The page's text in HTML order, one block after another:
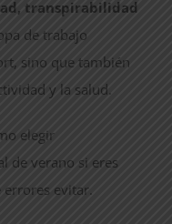
transpirabilidad
de trabajo
sino que también
y la salud.
elegir
de verano si eres
evitar.